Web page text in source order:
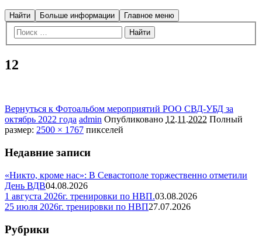
Найти Больше информации Главное меню
12
Вернуться к Фотоальбом мероприятий РОО СВД-УБД за
октябрь 2022 года admin Опубликовано 12.11.2022 Полный
размер: 2500 × 1767 пикселей
Недавние записи
«Никто, кроме нас»: В Севастополе торжественно отметили
День ВДВ04.08.2026
1 августа 2026г. тренировки по НВП.03.08.2026
25 июля 2026г. тренировки по НВП27.07.2026
Рубрики